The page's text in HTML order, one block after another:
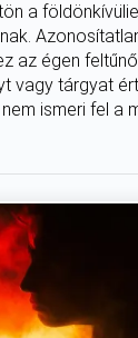
a
az égen
vagy tárgyat
ismeri fel a